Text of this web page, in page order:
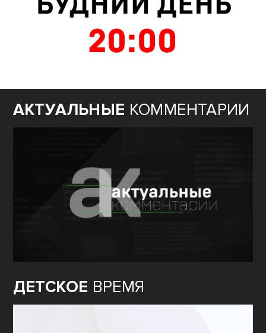
АКТУАЛЬНЫЕ КОММЕНТАРИИ
ДЕТСКОЕ ВРЕМЯ